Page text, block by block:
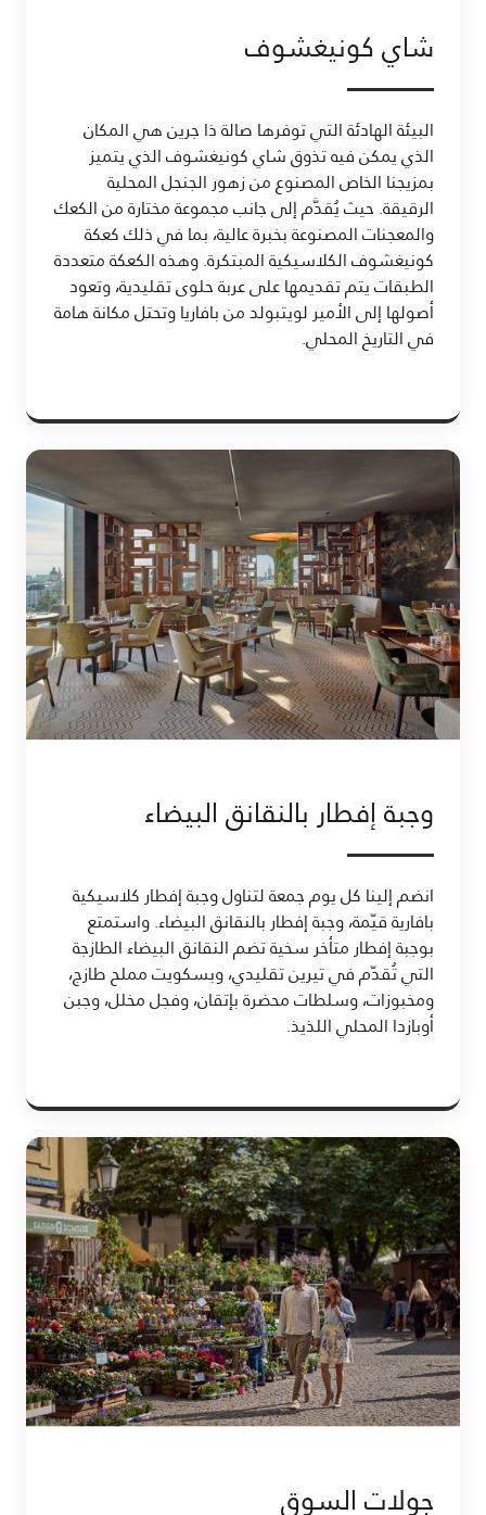
شاي كونيغشوف
البيئة الهادئة التي توفرها صالة ذا جرين هي المكان
الذي يمكن فيه تذوق شاي كونيغشوف الذي يتميز
بمزيجنا الخاص المصنوع من زهور الجنجل المحلية
الرقيقة. حيث يُقدَّم إلى جانب مجموعة مختارة من الكعك
والمعجنات المصنوعة بخبرة عالية، بما في ذلك كعكة
كونيغشوف الكلاسيكية المبتكرة. وهذه الكعكة متعددة
الطبقات يتم تقديمها على عربة حلوى تقليدية، وتعود
أصولها إلى الأمير لويتبولد من بافاريا وتحتل مكانة هامة
في التاريخ المحلي.
وجبة إفطار بالنقانق البيضاء
انضم إلينا كل يوم جمعة لتناول وجبة إفطار كلاسيكية
بافارية قيّمة، وجبة إفطار بالنقانق البيضاء. واستمتع
بوجبة إفطار متأخر سخية تضم النقانق البيضاء الطازجة
التي تُقدّم في تيرين تقليدي، وبسكويت مملح طازج،
ومخبوزات، وسلطات محضرة بإتقان، وفجل مخلل، وجبن
أوبازدا المحلي اللذيذ.
جولات السوق